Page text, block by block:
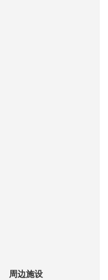
周边施设